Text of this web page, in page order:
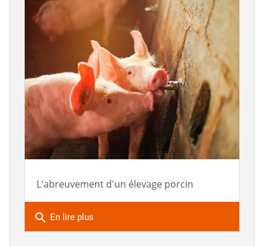
L'abreuvement d'un élevage porcin
search En lire plus